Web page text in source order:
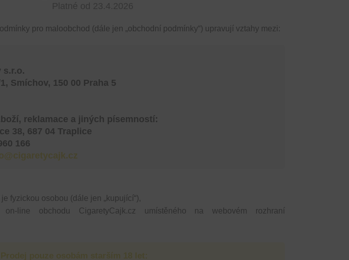
pro maloobchod (dále jen „obchodní podmínky“) upravují vztahy mezi:
s.r.o.
Smíchov, 150 00 Praha 5
reklamace a jiných písemností:
38, 687 04 Traplice
166
fyzickou osobou (dále jen „kupující“),
on-line obchodu CigaretyCajk.cz umístěného na webovém rozhraní
pouze osobám starším 18 let: